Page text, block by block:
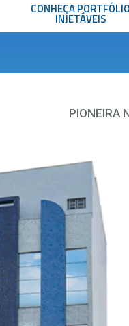
CONHEÇA PORTFÓLIO
INJETÁVEIS
PIONEIRA